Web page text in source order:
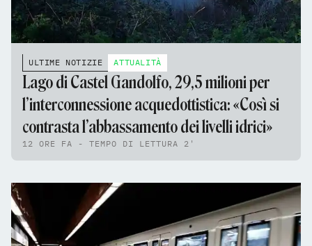
ULTIME NOTIZIE ATTUALITÀ
Lago di Castel Gandolfo, 29,5 milioni per
l’interconnessione acquedottistica: «Così si
contrasta l’abbassamento dei livelli idrici»
12 ORE FA - TEMPO DI LETTURA 2'